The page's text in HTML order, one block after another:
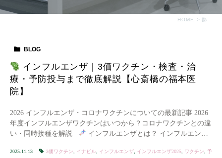
HOME 熱
BLOG
インフルエンザ｜3価ワクチン・検査・治
療・予防投与まで徹底解説【心斎橋の福本医
院】
2026 インフルエンザ・コロナワクチンについての最新記事 2026
年度インフルエンザワクチンはいつから？コロナワクチンとの違
い・同時接種を解説
インフルエンザとは？ インフルエンザ
2025.11.13 3価ワクチン イナビル インフルエンザ インフルエンザ2025 ワクチン
予